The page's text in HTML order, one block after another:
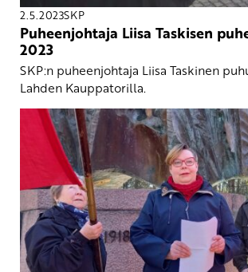
2.5.2023SKP
Puheenjohtaja Liisa Taskisen
2023
SKP:n puheenjohtaja Liisa Taskinen
Lahden Kauppatorilla.